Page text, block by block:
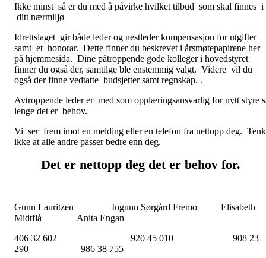
Ikke minst så er du med å påvirke hvilket tilbud som skal finnes i
ditt nærmiljø
Idrettslaget gir både leder og nestleder kompensasjon for utgifter
samt et honorar. Dette finner du beskrevet i årsmøtepapirene her
på hjemmesida. Dine påtroppende gode kolleger i hovedstyret
finner du også der, samtilge ble enstemmig valgt. Videre vil du
også der finne vedtatte budsjetter samt regnskap. .
Avtroppende leder er med som opplæringsansvarlig for nytt styre
lenge det er behov.
Vi ser frem imot en melding eller en telefon fra nettopp deg. Tenk
ikke at alle andre passer bedre enn deg.
Det er nettopp deg det er behov for.
Gunn Lauritzen Ingunn Sørgård Fremo Elisabeth
Midtflå Anita Engan
406 32 602 920 45 010 908 23
290 986 38 755